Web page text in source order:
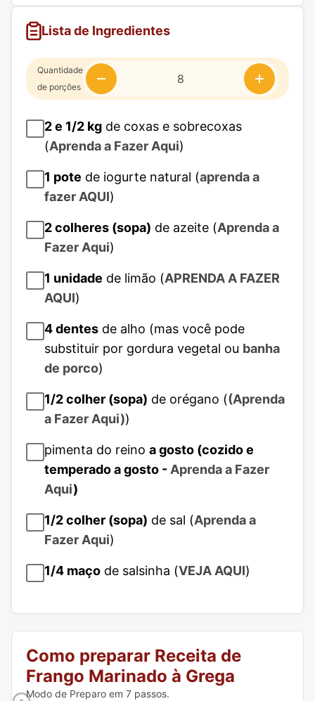
Lista de Ingredientes
Quantidade
de porções
2 e 1/2 kg de coxas e sobrecoxas
(Aprenda a Fazer Aqui)
1 pote de iogurte natural (aprenda a
fazer AQUI)
2colheres (sopa) de azeite (Aprenda a
Fazer Aqui)
1 unidade de limão (APRENDA A FAZER
AQUI)
4dentes de alho (mas você pode
substituir por gordura vegetal ou banha
de porco)
1/2colher (sopa) de orégano ((Aprenda
a Fazer Aqui))
pimenta do reino a gosto (cozido e
temperado a gosto -Aprenda a Fazer
Aqui)
1/2colher (sopa) de sal (Aprenda a
Fazer Aqui)
1/4 maço de salsinha (VEJA AQUI)
Como preparar Receita de
Frango Marinado à Grega
Modo de Preparo em 7 passos.